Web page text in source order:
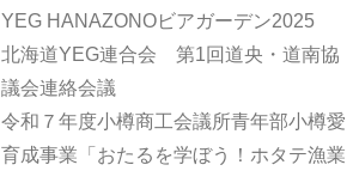
YEG HANAZONOビアガーデン2025
北海道YEG連合会 第1回道央・道南協
議会連絡会議
令和７年度小樽商工会議所青年部小樽愛
育成事業「おたるを学ぼう！ホタテ漁業